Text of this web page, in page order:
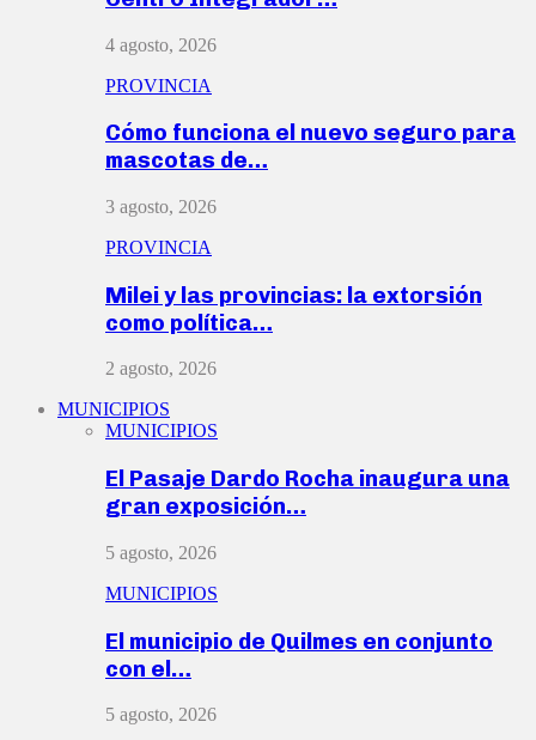
4 agosto, 2026
PROVINCIA
Cómo funciona el nuevo seguro para
mascotas de…
3 agosto, 2026
PROVINCIA
Milei y las provincias: la extorsión
como política…
2 agosto, 2026
MUNICIPIOS
MUNICIPIOS
El Pasaje Dardo Rocha inaugura una
gran exposición…
5 agosto, 2026
MUNICIPIOS
El municipio de Quilmes en conjunto
con el…
5 agosto, 2026